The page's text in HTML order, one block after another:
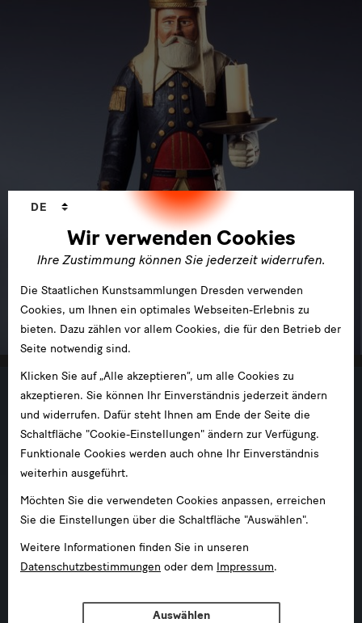
Museum für Sächsische Volkskunst
im Jägerhof
Wir verwenden Cookies
Ihre Zustimmung können Sie jederzeit widerrufen.
DE
Die Staatlichen Kunstsammlungen Dresden verwenden
Cookies, um Ihnen ein optimales Webseiten-Erlebnis zu
bieten. Dazu zählen vor allem Cookies, die für den Betrieb der
Seite notwendig sind.
Klicken Sie auf „Alle akzeptieren“, um alle Cookies zu
akzeptieren. Sie können Ihr Einverständnis jederzeit ändern
und widerrufen. Dafür steht Ihnen am Ende der Seite die
Schaltfläche "Cookie-Einstellungen" ändern zur Verfügung.
Funktionale Cookies werden auch ohne Ihr Einverständnis
weiterhin ausgeführt.
Möchten Sie die verwendeten Cookies anpassen, erreichen
Sie die Einstellungen über die Schaltfläche "Auswählen".
Weitere Informationen finden Sie in unseren
Datenschutzbestimmungen oder dem Impressum.
Auswählen